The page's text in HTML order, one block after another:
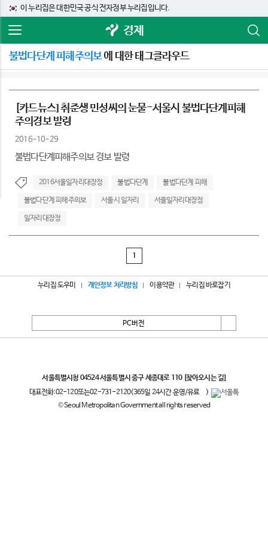
이 누리집은 대한민국 공식 전자정부 누리집입니다.
경제
불법다단계 피해주의보에 대한 태그클라우드
[카드뉴스] 취준생 민성씨의 눈물-서울시 불법다단계피해
주의경보 발령
2016-10-29
불법다단계피해주의보 경보 발령
2016서울일자리대장정 불법다단계 불법다단계 피해
불법다단계 피해주의보 서울시 일자리 서울일자리대장정
일자리대장정
1
누리집 도우미 개인정보 처리방침 이용약관 누리집 바로잡기
PC버전
서울특별시청 04524 서울특별시 중구 세종대로 110 [찾아오시는 길]
대표전화:02-120또는02-731-2120(365일 24시간 운영/유료
)
© Seoul Metropolitan Government all rights reserved